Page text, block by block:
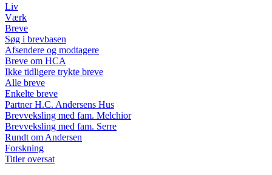
Liv
Værk
Breve
Søg i brevbasen
Afsendere og modtagere
Breve om HCA
Ikke tidligere trykte breve
Alle breve
Enkelte breve
Partner H.C. Andersens Hus
Brevveksling med fam. Melchior
Brevveksling med fam. Serre
Rundt om Andersen
Forskning
Titler oversat